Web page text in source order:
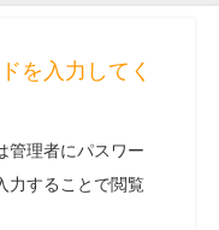
を入力してく
管理者にパスワー
力することで閲覧